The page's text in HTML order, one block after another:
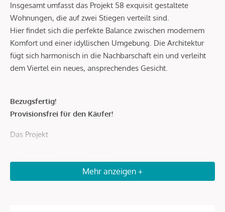
Insgesamt umfasst das Projekt 58 exquisit gestaltete
Wohnungen, die auf zwei Stiegen verteilt sind.
Hier findet sich die perfekte Balance zwischen modernem
Komfort und einer idyllischen Umgebung. Die Architektur
fügt sich harmonisch in die Nachbarschaft ein und verleiht
dem Viertel ein neues, ansprechendes Gesicht.
Bezugsfertig!
Provisionsfrei für den Käufer!
Das Projekt
Wohnflächen von 32 – 79 m²
Mehr anzeigen +